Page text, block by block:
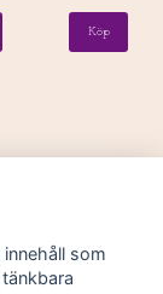
Köp
som